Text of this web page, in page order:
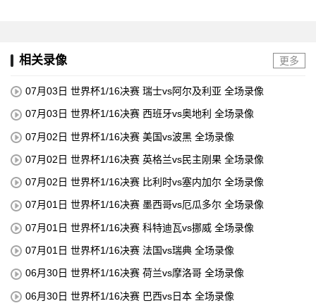
相关录像 更多
07月03日 世界杯1/16决赛 瑞士vs阿尔及利亚 全场录像
07月03日 世界杯1/16决赛 西班牙vs奥地利 全场录像
07月02日 世界杯1/16决赛 美国vs波黑 全场录像
07月02日 世界杯1/16决赛 英格兰vs民主刚果 全场录像
07月02日 世界杯1/16决赛 比利时vs塞内加尔 全场录像
07月01日 世界杯1/16决赛 墨西哥vs厄瓜多尔 全场录像
07月01日 世界杯1/16决赛 科特迪瓦vs挪威 全场录像
07月01日 世界杯1/16决赛 法国vs瑞典 全场录像
06月30日 世界杯1/16决赛 荷兰vs摩洛哥 全场录像
06月30日 世界杯1/16决赛 巴西vs日本 全场录像